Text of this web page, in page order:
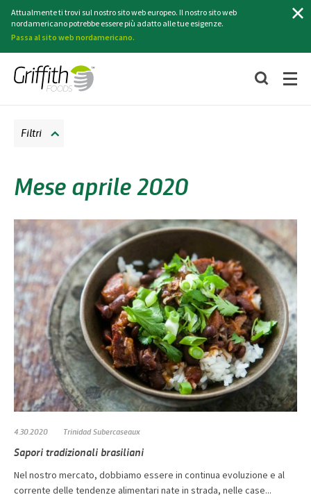
Attualmente ti trovi sul nostro sito web europeo. Il nostro sito web
nordamericano potrebbe essere più adatto alle tue esigenze.
Passa al sito web nordamericano.
Mese aprile 2020
Filtri
4.30.2020 Trinidad Subercaseaux
Sapori tradizionali brasiliani
Nel nostro mercato, dobbiamo essere in continua evoluzione e al
corrente delle tendenze alimentari nate in strada, nelle case...